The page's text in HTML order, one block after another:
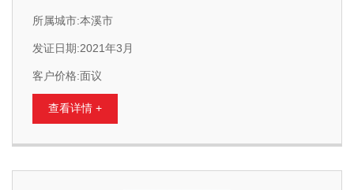
所属城市:本溪市
发证日期:2021年3月
客户价格:面议
查看详情 +